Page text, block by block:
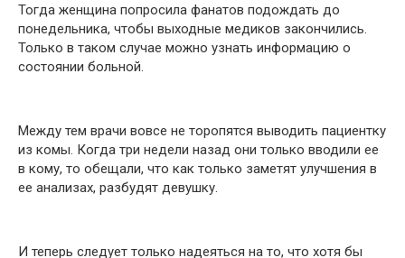
Тогда женщина попросила фанатов подождать до
понедельника, чтобы выходные медиков закончились.
Только в таком случае можно узнать информацию о
состоянии больной.
Между тем врачи вовсе не торопятся выводить пациентку
из комы. Когда три недели назад они только вводили ее
в кому, то обещали, что как только заметят улучшения в
ее анализах, разбудят девушку.
И теперь следует только надеяться на то, что хотя бы